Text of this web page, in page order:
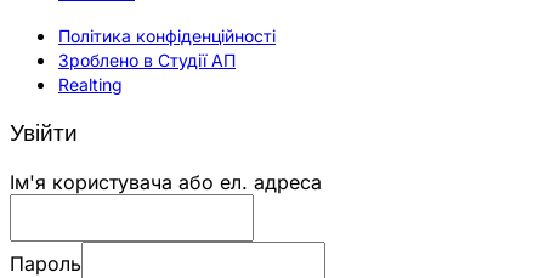
Політика конфіденційності
Зроблено в Студії АП
Realting
Увійти
Ім'я користувача або ел. адреса
Пароль